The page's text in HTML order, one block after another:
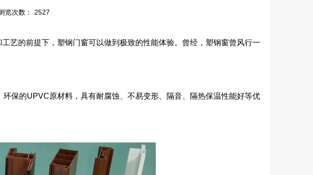
次数： 2527
艺的前提下，塑钢门窗可以做到极致的性能体验。曾经，塑钢窗曾风行一
保的UPVC原材料，具有耐腐蚀、不易变形、隔音、隔热保温性能好等优